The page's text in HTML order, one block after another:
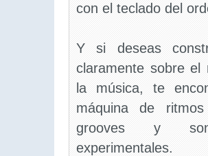
con el teclado del
Y si deseas
claramente sobre el
la música, te
máquina de
grooves y
experimentales.